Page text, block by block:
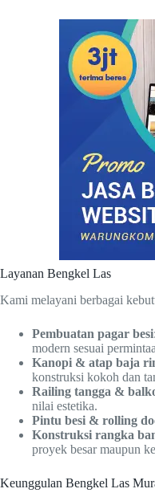
Layanan Bengkel Las
Kami melayani berbagai
Pembuatan pagar besi
modern sesuai
Kanopi & atap baja
konstruksi kokoh dan
Railing tangga &
nilai estetika.
Pintu besi & rolling
Konstruksi rangka
proyek besar maupun
Keunggulan Bengkel Las